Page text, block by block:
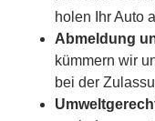
holen Ihr Auto
Abmeldung
kümmern wir
bei der